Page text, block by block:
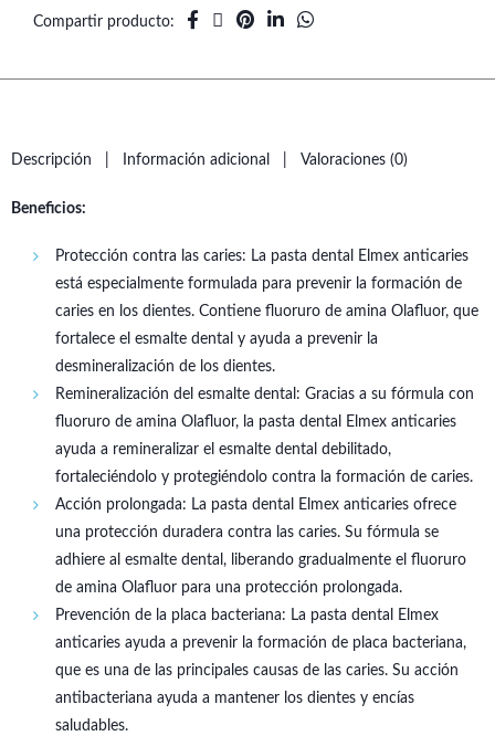
Compartir producto
Descripción Información adicional Valoraciones (0)
Beneficios:
Protección contra las caries: La pasta dental Elmex anticaries
está especialmente formulada para prevenir la formación de
caries en los dientes. Contiene fluoruro de amina Olafluor, que
fortalece el esmalte dental y ayuda a prevenir la
desmineralización de los dientes.
Remineralización del esmalte dental: Gracias a su fórmula con
fluoruro de amina Olafluor, la pasta dental Elmex anticaries
ayuda a remineralizar el esmalte dental debilitado,
fortaleciéndolo y protegiéndolo contra la formación de caries.
Acción prolongada: La pasta dental Elmex anticaries ofrece
una protección duradera contra las caries. Su fórmula se
adhiere al esmalte dental, liberando gradualmente el fluoruro
de amina Olafluor para una protección prolongada.
Prevención de la placa bacteriana: La pasta dental Elmex
anticaries ayuda a prevenir la formación de placa bacteriana,
que es una de las principales causas de las caries. Su acción
antibacteriana ayuda a mantener los dientes y encías
saludables.